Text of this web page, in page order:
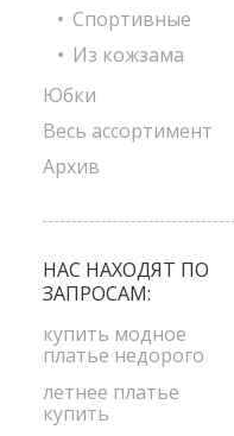
Спортивные
Из кожзама
Юбки
Весь ассортимент
Архив
НАС НАХОДЯТ ПО
ЗАПРОСАМ:
купить модное
платье недорого
летнее платье
купить